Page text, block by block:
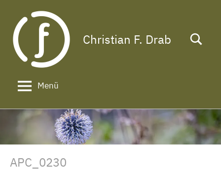
Inhalt
springen
Christian F. Drab
Das
ein
langes
Gesicht!
Menü
APC_0230